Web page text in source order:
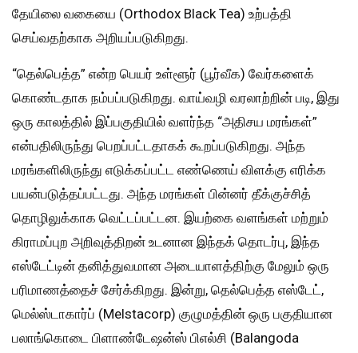
தேயிலை வகையை (Orthodox Black Tea) உற்பத்தி
செய்வதற்காக அறியப்படுகிறது.
“தெல்பெத்த” என்ற பெயர் உள்ளூர் (பூர்வீக) வேர்களைக்
கொண்டதாக நம்பப்படுகிறது. வாய்வழி வரலாற்றின் படி, இது
ஒரு காலத்தில் இப்பகுதியில் வளர்ந்த “அதிசய மரங்கள்”
என்பதிலிருந்து பெறப்பட்டதாகக் கூறப்படுகிறது. அந்த
மரங்களிலிருந்து எடுக்கப்பட்ட எண்ணெய் விளக்கு எரிக்க
பயன்படுத்தப்பட்டது. அந்த மரங்கள் பின்னர் தீக்குச்சித்
தொழிலுக்காக வெட்டப்பட்டன. இயற்கை வளங்கள் மற்றும்
கிராமப்புற அறிவுத்திறன் உடனான இந்தக் தொடர்பு, இந்த
எஸ்டேட்டின் தனித்துவமான அடையாளத்திற்கு மேலும் ஒரு
பரிமாணத்தைச் சேர்க்கிறது. இன்று, தெல்பெத்த எஸ்டேட்,
மெல்ஸ்டாகார்ப் (Melstacorp) குழுமத்தின் ஒரு பகுதியான
பலாங்கொடை பிளாண்டேஷன்ஸ் பிஎல்சி (Balangoda